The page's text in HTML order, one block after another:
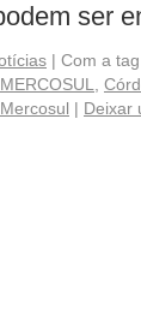
ser
| Com a tag
| Deixar